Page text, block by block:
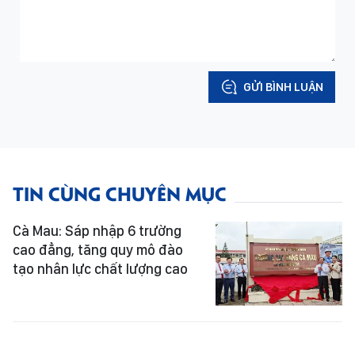
GỬI BÌNH LUẬN
TIN CÙNG CHUYÊN MỤC
Cà Mau: Sáp nhập 6 trường
cao đẳng, tăng quy mô đào
tạo nhân lực chất lượng cao